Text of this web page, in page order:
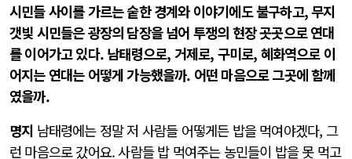
시민들 사이를 가르는 숱한 경계와 이야기에도 불구하고, 무지
갯빛 시민들은 광장의 담장을 넘어 투쟁의 현장 곳곳으로 연대
를 이어가고 있다. 남태령으로, 거제로, 구미로, 혜화역으로 이
어지는 연대는 어떻게 가능했을까. 어떤 마음으로 그곳에 함께
였을까.
명지 남태령에는 정말 저 사람들 어떻게든 밥을 먹여야겠다, 그
런 마음으로 갔어요. 사람들 밥 먹여주는 농민들이 밥을 못 먹고